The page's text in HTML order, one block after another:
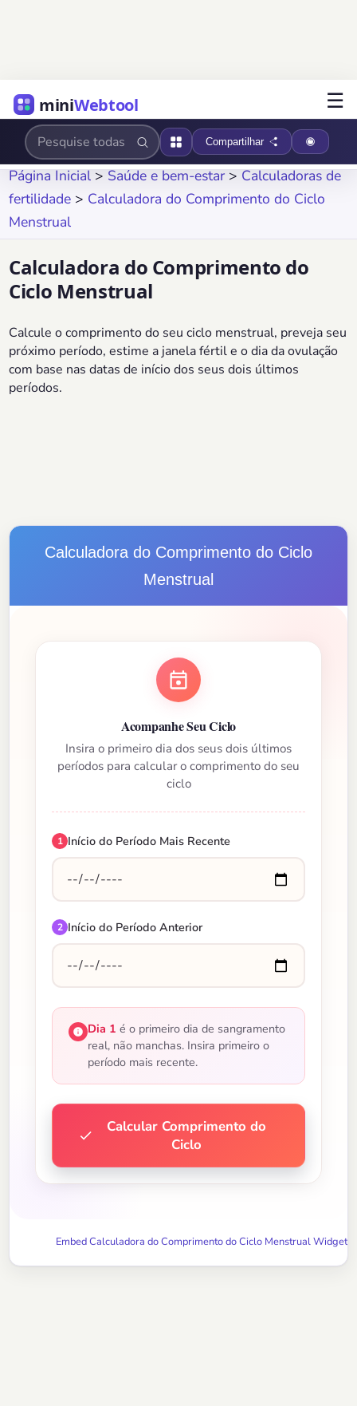
miniWebtool ☰
Compartilhar
Página Inicial>Saúde e bem-estar>Calculadoras de
fertilidade > Calculadora do Comprimento do Ciclo
Menstrual
Calculadora do Comprimento do
Ciclo Menstrual
Calcule o comprimento do seu ciclo menstrual, preveja seu
próximo período, estime a janela fértil e o dia da ovulação
com base nas datas de início dos seus dois últimos
períodos.
Calculadora do Comprimento do Ciclo
Menstrual
Acompanhe Seu Ciclo
Insira o primeiro dia dos seus dois últimos
períodos para calcular o comprimento do seu
ciclo
1 Início do Período Mais Recente
2 Início do Período Anterior
Dia 1 é o primeiro dia de sangramento
real, não manchas. Insira primeiro o
período mais recente.
Calcular Comprimento do
Ciclo
Embed Calculadora do Comprimento do Ciclo Menstrual Widget